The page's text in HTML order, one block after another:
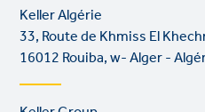
Keller Algérie
33, Route de Khmiss El
16012 Rouiba, w- Alger -